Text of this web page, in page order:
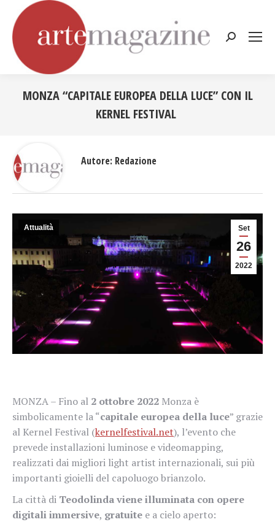
Cerca:
MONZA “CAPITALE EUROPEA DELLA LUCE” CON IL
KERNEL FESTIVAL
Set
26
2022
Attualità
MONZA – Fino al 2 ottobre 2022 Monza è
simbolicamente la “capitale europea della luce” grazie
al Kernel Festival (kernelfestival.net), l’evento che
prevede installazioni luminose e videomapping,
realizzati dai migliori light artist internazionali, sui più
importanti gioielli del capoluogo brianzolo.
La città di Teodolinda viene illuminata con opere
digitali immersive, gratuite e a cielo aperto:
Autore: Redazione